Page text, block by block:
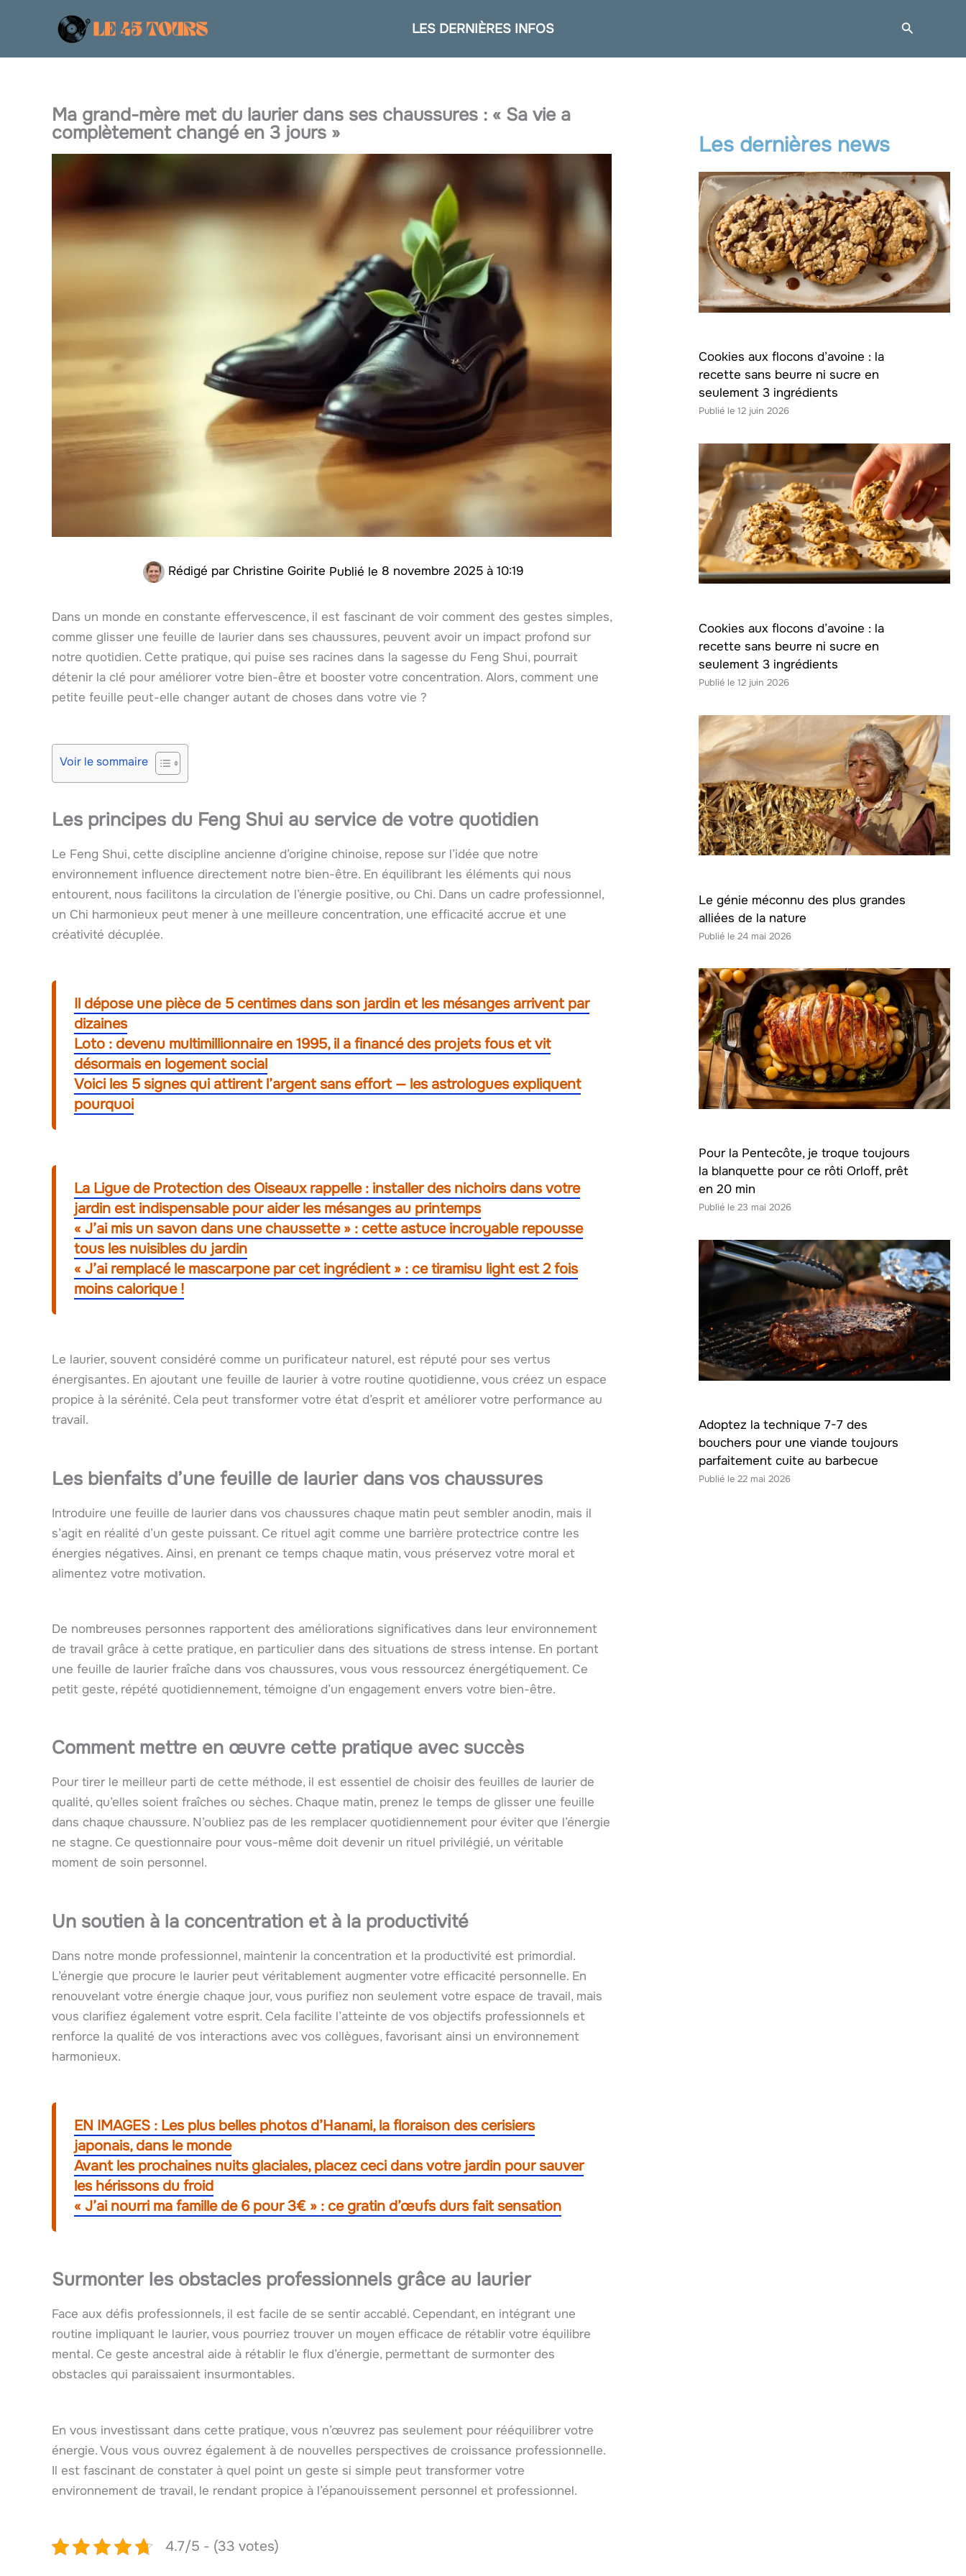
LES DERNIÈRES INFOS
Ma grand-mère met du laurier dans ses chaussures : « Sa vie a
complètement changé en 3 jours »
Rédigé par Christine Goirite 8 novembre 2025 à 10:19
Dans un monde en constante effervescence, il est fascinant de voir comment des gestes simples,
comme glisser une feuille de laurier dans ses chaussures, peuvent avoir un impact profond sur
notre quotidien. Cette pratique, qui puise ses racines dans la sagesse du Feng Shui, pourrait
détenir la clé pour améliorer votre bien-être et booster votre concentration. Alors, comment une
petite feuille peut-elle changer autant de choses dans votre vie ?
Voir le sommaire
Les principes du Feng Shui au service de votre quotidien
Le Feng Shui, cette discipline ancienne d’origine chinoise, repose sur l’idée que notre
environnement influence directement notre bien-être. En équilibrant les éléments qui nous
entourent, nous facilitons la circulation de l’énergie positive, ou Chi. Dans un cadre professionnel,
un Chi harmonieux peut mener à une meilleure concentration, une efficacité accrue et une
créativité décuplée.
Il dépose une pièce de 5 centimes dans son jardin et les mésanges arrivent par
dizaines
Loto : devenu multimillionnaire en 1995, il a financé des projets fous et vit
désormais en logement social
Voici les 5 signes qui attirent l’argent sans effort — les astrologues expliquent
pourquoi
La Ligue de Protection des Oiseaux rappelle : installer des nichoirs dans votre
jardin est indispensable pour aider les mésanges au printemps
« J’ai mis un savon dans une chaussette » : cette astuce incroyable repousse
tous les nuisibles du jardin
« J’ai remplacé le mascarpone par cet ingrédient » : ce tiramisu light est 2 fois
moins calorique !
Le laurier, souvent considéré comme un purificateur naturel, est réputé pour ses vertus
énergisantes. En ajoutant une feuille de laurier à votre routine quotidienne, vous créez un espace
propice à la sérénité. Cela peut transformer votre état d’esprit et améliorer votre performance au
travail.
Les bienfaits d’une feuille de laurier dans vos chaussures
Introduire une feuille de laurier dans vos chaussures chaque matin peut sembler anodin, mais il
s’agit en réalité d’un geste puissant. Ce rituel agit comme une barrière protectrice contre les
énergies négatives. Ainsi, en prenant ce temps chaque matin, vous préservez votre moral et
alimentez votre motivation.
De nombreuses personnes rapportent des améliorations significatives dans leur environnement
de travail grâce à cette pratique, en particulier dans des situations de stress intense. En portant
une feuille de laurier fraîche dans vos chaussures, vous vous ressourcez énergétiquement. Ce
petit geste, répété quotidiennement, témoigne d’un engagement envers votre bien-être.
Comment mettre en œuvre cette pratique avec succès
Pour tirer le meilleur parti de cette méthode, il est essentiel de choisir des feuilles de laurier de
qualité, qu’elles soient fraîches ou sèches. Chaque matin, prenez le temps de glisser une feuille
dans chaque chaussure. N’oubliez pas de les remplacer quotidiennement pour éviter que l’énergie
ne stagne. Ce questionnaire pour vous-même doit devenir un rituel privilégié, un véritable
moment de soin personnel.
Un soutien à la concentration et à la productivité
Dans notre monde professionnel, maintenir la concentration et la productivité est primordial.
L’énergie que procure le laurier peut véritablement augmenter votre efficacité personnelle. En
renouvelant votre énergie chaque jour, vous purifiez non seulement votre espace de travail, mais
vous clarifiez également votre esprit. Cela facilite l’atteinte de vos objectifs professionnels et
renforce la qualité de vos interactions avec vos collègues, favorisant ainsi un environnement
harmonieux.
EN IMAGES : Les plus belles photos d’Hanami, la floraison des cerisiers
japonais, dans le monde
Avant les prochaines nuits glaciales, placez ceci dans votre jardin pour sauver
les hérissons du froid
« J’ai nourri ma famille de 6 pour 3€ » : ce gratin d’œufs durs fait sensation
Surmonter les obstacles professionnels grâce au laurier
Face aux défis professionnels, il est facile de se sentir accablé. Cependant, en intégrant une
routine impliquant le laurier, vous pourriez trouver un moyen efficace de rétablir votre équilibre
mental. Ce geste ancestral aide à rétablir le flux d’énergie, permettant de surmonter des
obstacles qui paraissaient insurmontables.
En vous investissant dans cette pratique, vous n’œuvrez pas seulement pour rééquilibrer votre
énergie. Vous vous ouvrez également à de nouvelles perspectives de croissance professionnelle.
Il est fascinant de constater à quel point un geste si simple peut transformer votre
environnement de travail, le rendant propice à l’épanouissement personnel et professionnel.
4.7/5 - (33 votes)
Les dernières news
Cookies aux flocons d’avoine : la
recette sans beurre ni sucre en
seulement 3 ingrédients
12 juin 2026
Cookies aux flocons d’avoine : la
recette sans beurre ni sucre en
seulement 3 ingrédients
12 juin 2026
Le génie méconnu des plus grandes
alliées de la nature
24 mai 2026
Pour la Pentecôte, je troque toujours
la blanquette pour ce rôti Orloff, prêt
en 20 min
23 mai 2026
Adoptez la technique 7-7 des
bouchers pour une viande toujours
parfaitement cuite au barbecue
22 mai 2026